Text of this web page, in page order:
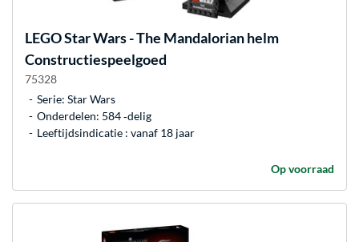
LEGOStar Wars - The Mandalorian helm
Constructiespeelgoed
75328
Serie: Star Wars
Onderdelen: 584 ‐delig
Leeftijdsindicatie : vanaf 18 jaar
Op voorraad